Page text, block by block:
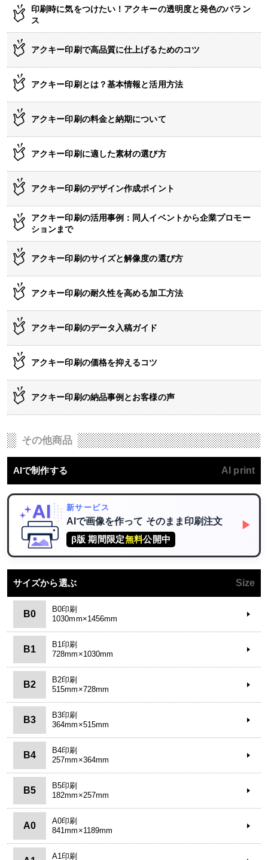
印刷時に気をつけたい！アクキーの透明度と発色のバラン
ス
アクキー印刷で高品質に仕上げるためのコツ
アクキー印刷とは？基本情報と活用方法
アクキー印刷の料金と納期について
アクキー印刷に適した素材の選び方
アクキー印刷のデザイン作成ポイント
アクキー印刷の活用事例：同人イベントから企業プロモー
ションまで
アクキー印刷のサイズと解像度の選び方
アクキー印刷の耐久性を高める加工方法
アクキー印刷のデータ入稿ガイド
アクキー印刷の価格を抑えるコツ
アクキー印刷の納品事例とお客様の声
その他商品
AIで制作する AI print
新サービス
AIで画像を作って そのまま印刷注文
β版 期間限定無料公開中
▶
サイズから選ぶ Size
B0
B0印刷
1030mm×1456mm
B1
B1印刷
728mm×1030mm
B2
B2印刷
515mm×728mm
B3
B3印刷
364mm×515mm
B4
B4印刷
257mm×364mm
B5
B5印刷
182mm×257mm
A0
A0印刷
841mm×1189mm
A1印刷